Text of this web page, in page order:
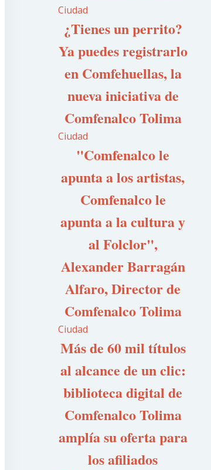
Ciudad
¿Tienes un perrito?
Ya puedes registrarlo
en Comfehuellas, la
nueva iniciativa de
Comfenalco Tolima
Ciudad
"Comfenalco le
apunta a los artistas,
Comfenalco le
apunta a la cultura y
al Folclor",
Alexander Barragán
Alfaro, Director de
Comfenalco Tolima
Ciudad
Más de 60 mil títulos
al alcance de un clic:
biblioteca digital de
Comfenalco Tolima
amplía su oferta para
los afiliados